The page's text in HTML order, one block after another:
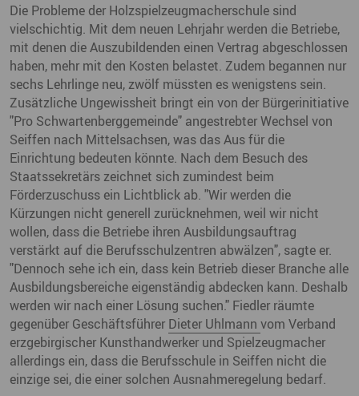
Die Probleme der Holzspielzeugmacherschule sind
vielschichtig. Mit dem neuen Lehrjahr werden die Betriebe,
mit denen die Auszubildenden einen Vertrag abgeschlossen
haben, mehr mit den Kosten belastet. Zudem begannen nur
sechs Lehrlinge neu, zwölf müssten es wenigstens sein.
Zusätzliche Ungewissheit bringt ein von der Bürgerinitiative
"Pro Schwartenberggemeinde" angestrebter Wechsel von
Seiffen nach Mittelsachsen, was das Aus für die
Einrichtung bedeuten könnte. Nach dem Besuch des
Staatssekretärs zeichnet sich zumindest beim
Förderzuschuss ein Lichtblick ab. "Wir werden die
Kürzungen nicht generell zurücknehmen, weil wir nicht
wollen, dass die Betriebe ihren Ausbildungsauftrag
verstärkt auf die Berufsschulzentren abwälzen", sagte er.
"Dennoch sehe ich ein, dass kein Betrieb dieser Branche alle
Ausbildungsbereiche eigenständig abdecken kann. Deshalb
werden wir nach einer Lösung suchen." Fiedler räumte
gegenüber Geschäftsführer Dieter Uhlmann vom Verband
erzgebirgischer Kunsthandwerker und Spielzeugmacher
allerdings ein, dass die Berufsschule in Seiffen nicht die
einzige sei, die einer solchen Ausnahmeregelung bedarf.